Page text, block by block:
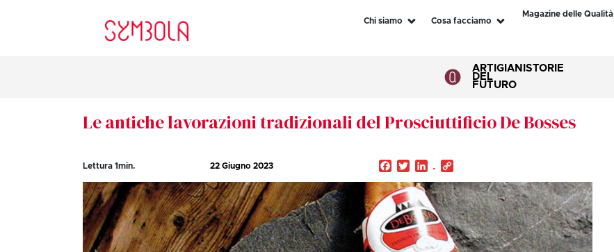
Chi siamo Cosa facciamo
Magazine delle Qualità
ARTIGIANI
DEL
FUTURO
STORIE
Le antiche lavorazioni tradizionali del Prosciuttificio De Bosses
Lettura1min. 22 Giugno 2023 Facebook
TwitterLinkedIn